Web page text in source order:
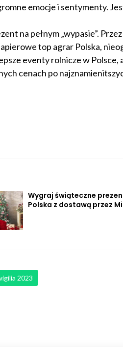
emocje i sentymenty.
na pełnym „wypasie”.
top agrar Polska,
eventy rolnicze w Polsce,
cenach po
Wygraj świąteczne
Polska z dostawą przez
2023